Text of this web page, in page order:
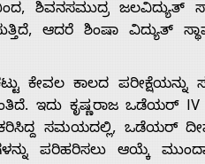
ಶಿವನಸಮುದ್ರ ಜಲವಿದ್ಯುತ್
ಆದರೆ ಶಿಂಷಾ ವಿದ್ಯುತ್
ಕೇವಲ ಕಾಲದ ಪರೀಕ್ಷೆಯನ್ನು
ಇದು ಕೃಷ್ಣರಾಜ ಒಡೆಯರ್
ಸಮಯದಲ್ಲಿ, ಒಡೆಯರ್
ಪರಿಹರಿಸಲು ಆಯ್ಕೆ